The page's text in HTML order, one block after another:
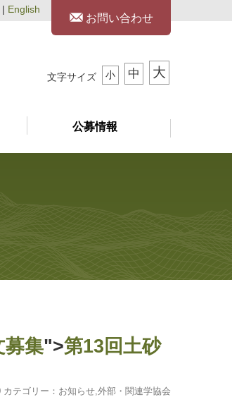
お問い合わせ
English
文字サイズ 小 中 大
公募情報
募集">第13回土砂
テゴリー： お知らせ,外部・関連学協会